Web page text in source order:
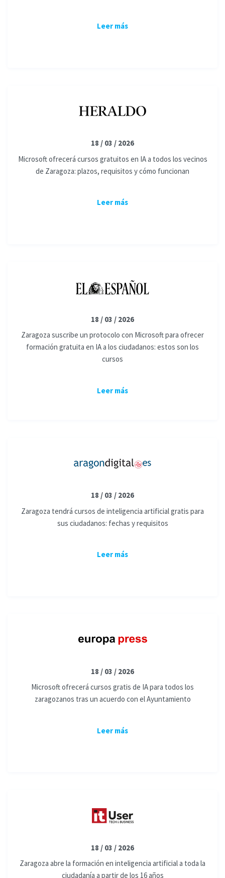
Leer más
18 / 03 / 2026
Microsoft ofrecerá cursos gratuitos en IA a todos los vecinos
de Zaragoza: plazos, requisitos y cómo funcionan
Leer más
18 / 03 / 2026
Zaragoza suscribe un protocolo con Microsoft para ofrecer
formación gratuita en IA a los ciudadanos: estos son los
cursos
Leer más
18 / 03 / 2026
Zaragoza tendrá cursos de inteligencia artificial gratis para
sus ciudadanos: fechas y requisitos
Leer más
18 / 03 / 2026
Microsoft ofrecerá cursos gratis de IA para todos los
zaragozanos tras un acuerdo con el Ayuntamiento
Leer más
18 / 03 / 2026
Zaragoza abre la formación en inteligencia artificial a toda la
ciudadanía a partir de los 16 años